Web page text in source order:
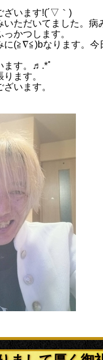
柊 翔也さんにメ
章1柱が、智にゃん様
ントされました
依知川 愁さんに
紋章1柱が、匿名様よ
トされました
れました
中村 海斗さんに
紋章1柱が、焼肉ちゃ
レゼントされました
中村 海斗さんに
ース2体が、焼肉ちゃ
レゼントされました
流川 楓さんにセ
が、ウニ様よりプレ
ました
須王 晴華さんに
紋章1柱が、ウニ様よ
トされました
ざいます!(´▽｀)
いただいてました。病
かつします。
に(≧∇≦)bなります。今
ます。♬.*ﾟ
ます。
います。